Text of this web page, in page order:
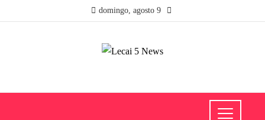
domingo, agosto 9